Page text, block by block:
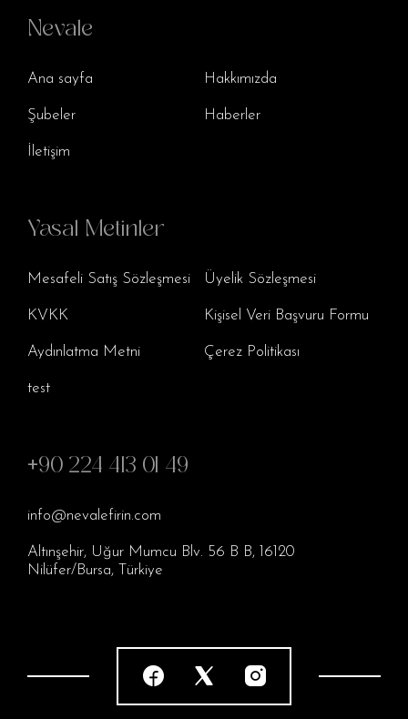
Nevale
Ana sayfa Hakkımızda
Şubeler Haberler
İletişim
Yasal Metinler
Mesafeli Satış Sözleşmesi Üyelik Sözleşmesi
KVKK Kişisel Veri Başvuru Formu
Aydınlatma Metni Çerez Politikası
test
+90 224 413 01 49
info@nevalefirin.com
Altınşehir, Uğur Mumcu Blv. 56 B B, 16120
Nilüfer/Bursa, Türkiye